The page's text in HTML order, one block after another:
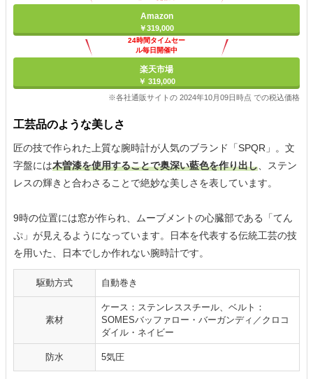
Amazon
￥319,000
24時間タイムセー
ル毎日開催中
楽天市場
￥ 319,000
※各社通販サイトの 2024年10月09日時点 での税込価格
工芸品のような美しさ
匠の技で作られた上質な腕時計が人気のブランド「SPQR」。文
字盤には木曽漆を使用することで奥深い藍色を作り出し、ステン
レスの輝きと合わさることで絶妙な美しさを表しています。
9時の位置には窓が作られ、ムーブメントの心臓部である「てん
ぷ」が見えるようになっています。日本を代表する伝統工芸の技
を用いた、日本でしか作れない腕時計です。
駆動方式 自動巻き
素材
ケース：ステンレススチール、ベルト：
SOMESバッファロー・バーガンディ／クロコ
ダイル・ネイビー
防水 5気圧